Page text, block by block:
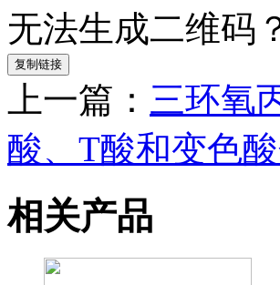
无法生成二维码
复制链接
上一篇： 三环氧
酸、T酸和变色
相关产品